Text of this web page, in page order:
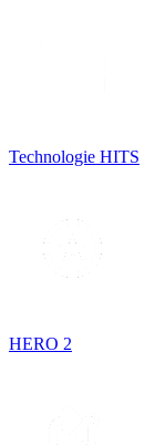
Technologie HITS
HERO 2